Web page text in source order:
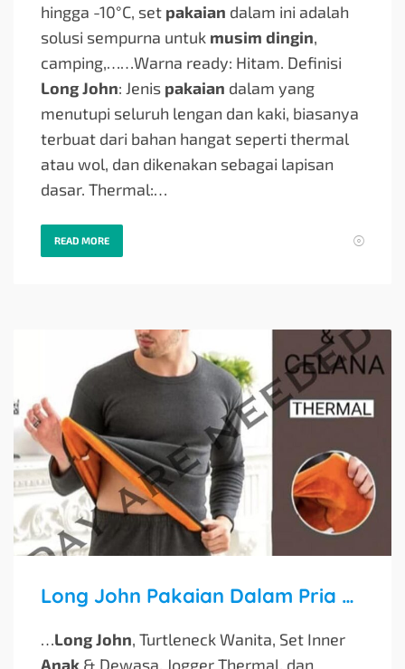
hingga -10°C, set pakaian dalam ini adalah
solusi sempurna untuk musim dingin,
camping,……Warna ready: Hitam. Definisi
Long John: Jenis pakaian dalam yang
menutupi seluruh lengan dan kaki, biasanya
terbuat dari bahan hangat seperti thermal
atau wol, dan dikenakan sebagai lapisan
dasar. Thermal:…
READ MORE
Long John Pakaian Dalam Pria Musim Dingin Satu Set Baju Dan Celana
…Long John, Turtleneck Wanita, Set Inner
Anak & Dewasa, Jogger Thermal, dan